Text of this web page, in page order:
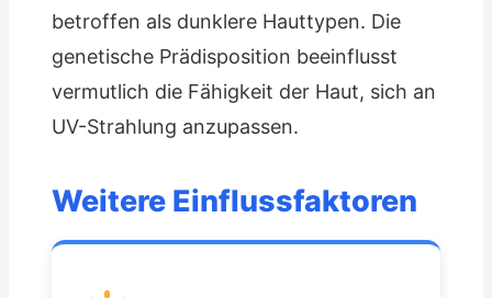
betroffen als dunklere Hauttypen. Die
genetische Prädisposition beeinflusst
vermutlich die Fähigkeit der Haut, sich an
UV-Strahlung anzupassen.
Weitere Einflussfaktoren